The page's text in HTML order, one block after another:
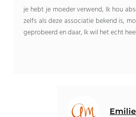
je hebt je moeder verwend, Ik hou
zelfs als deze associatie bekend is,
geprobeerd en daar, Ik wil het echt
Emilie